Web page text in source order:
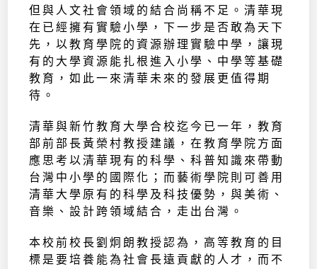
但與人文社會領域的結合尚稱不足。清華現
在已經擁有實驗小學，下一步是否敢為天下
先，以教育學院的資源辦理實驗中學，讓現
有的大學資源能扎根進入小學、中學等基礎
教育，如此一來清華未來的發展更值得期
待。
清華與新竹教育大學合校迄今已一年，教育
部前部長黃榮村教授建議，在教育學院方面
應思考以清華現有的科學、科普知識來帶動
台灣中小學的國際化；而藝術學院則可善用
清華大學原有的科學及科技優勢，與美術、
音樂、設計跨領域結合，走出台灣。
本校前校長劉炯朗教授認為，高等教育的目
標是要培養能為社會長遠貢獻的人才，而不